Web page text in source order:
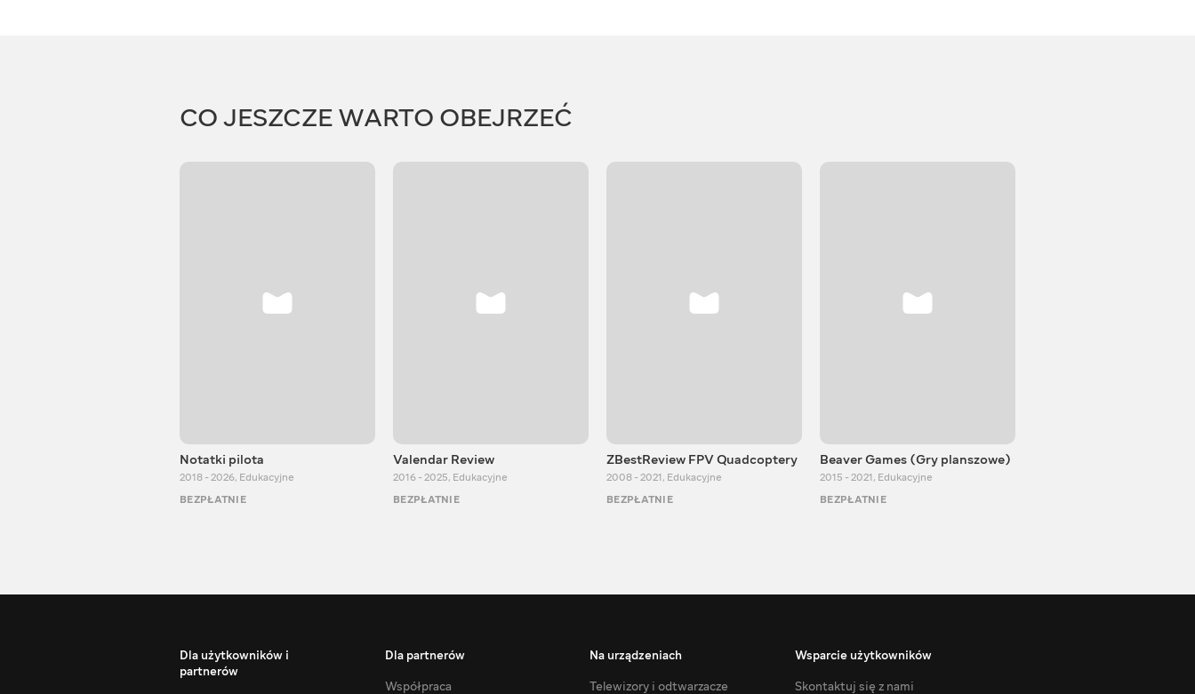
CO JESZCZE WARTO OBEJRZEĆ
Notatki pilota
2018 - 2026, Edukacyjne
BEZPŁATNIE
Valendar Review
2016 - 2025, Edukacyjne
BEZPŁATNIE
ZBestReview FPV Quadcoptery
2008 - 2021, Edukacyjne
BEZPŁATNIE
Beaver Games (Gry planszowe)
2015 - 2021, Edukacyjne
BEZPŁATNIE
Dla użytkowników i
partnerów
Dla partnerów
Współpraca
Na urządzeniach
Telewizory i odtwarzacze
Wsparcie użytkowników
Skontaktuj się z nami